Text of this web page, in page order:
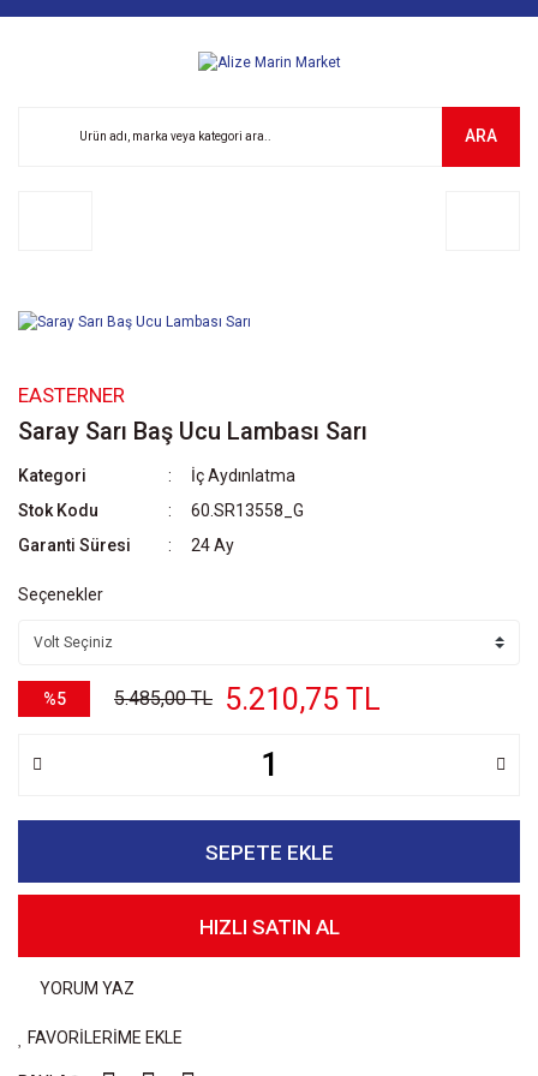
ARA
EASTERNER
Saray Sarı Baş Ucu Lambası Sarı
Kategori
İç Aydınlatma
Stok Kodu
60.SR13558_G
Garanti Süresi
24 Ay
Seçenekler
%5 5.485,00 TL 5.210,75 TL
SEPETE EKLE
HIZLI SATIN AL
YORUM YAZ
FAVORİLERİME EKLE